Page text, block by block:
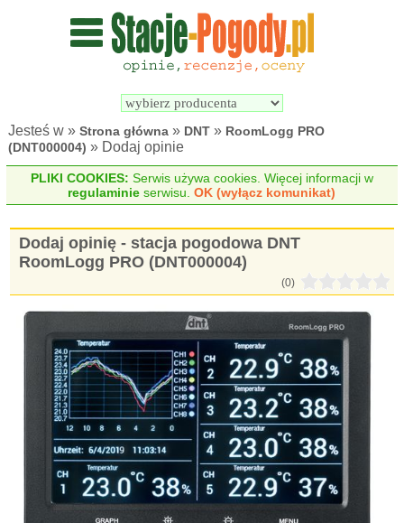
Wyszukiwarka
pogodowych
Jesteś w »Strona główna » DNT » RoomLogg PRO
(DNT000004) » Dodaj opinie
PLIKI COOKIES: Serwis używa cookies. Więcej informacji w
regulaminie serwisu.OK (wyłącz komunikat)
Dodaj opinię - stacja pogodowa DNT
RoomLogg PRO (DNT000004)
(0)